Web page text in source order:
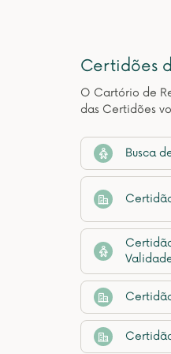
Certidões
O Cartório de
das Certidões
Busca